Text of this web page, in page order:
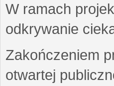
W ramach
odkrywanie
Zakończeniem
otwartej